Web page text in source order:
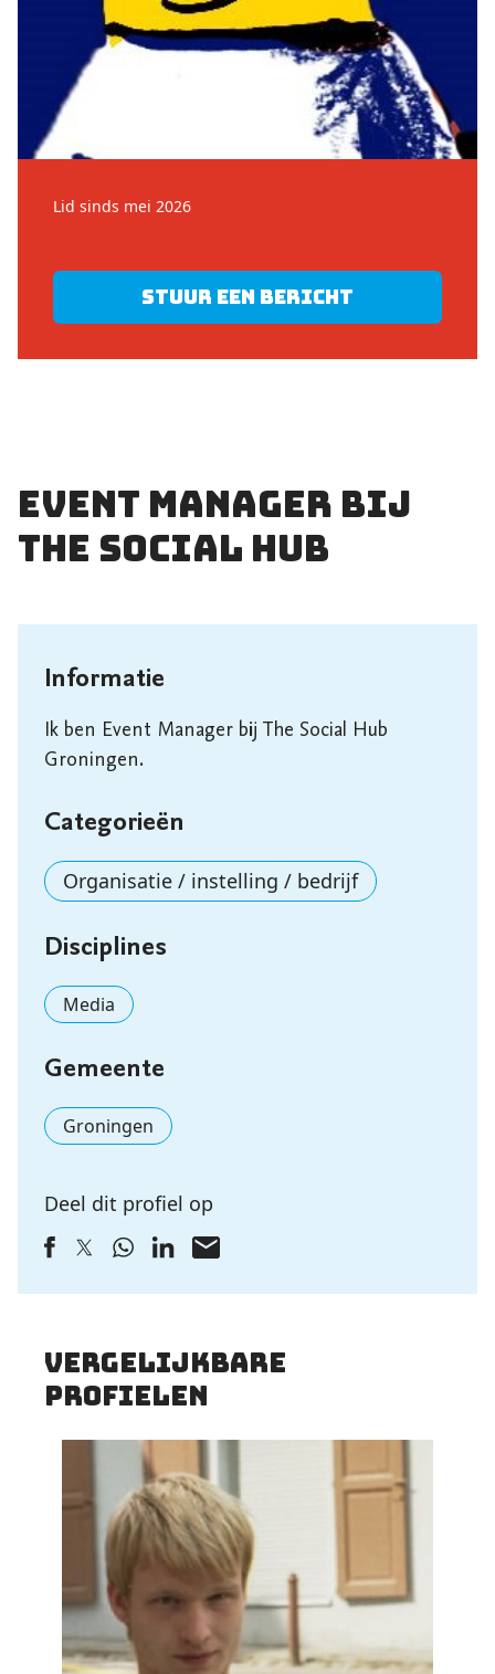
Lid sinds mei 2026
Stuur een bericht
Event Manager bij
The Social Hub
Informatie
Ik ben Event Manager bij The Social Hub
Groningen.
Categorieën
Organisatie / instelling / bedrijf
Disciplines
Media
Gemeente
Groningen
Deel dit profiel op
vergelijkbare
profielen